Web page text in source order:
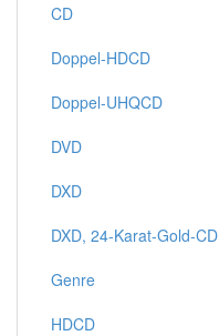
CD
Doppel-HDCD
Doppel-UHQCD
DVD
DXD
DXD, 24-Karat-Gold-CD
Genre
HDCD